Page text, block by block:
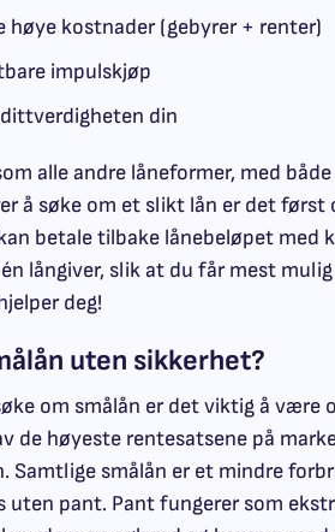
høye kostnader (gebyrer + renter)
impulskjøp
din
alle andre låneformer, med
å søke om et slikt lån er det
betale tilbake lånebeløpet med
långiver, slik at du får mest
deg!
uten sikkerhet?
om smålån er det viktig å være
de høyeste rentesatsene på
Samtlige smålån er et mindre
uten pant. Pant fungerer som